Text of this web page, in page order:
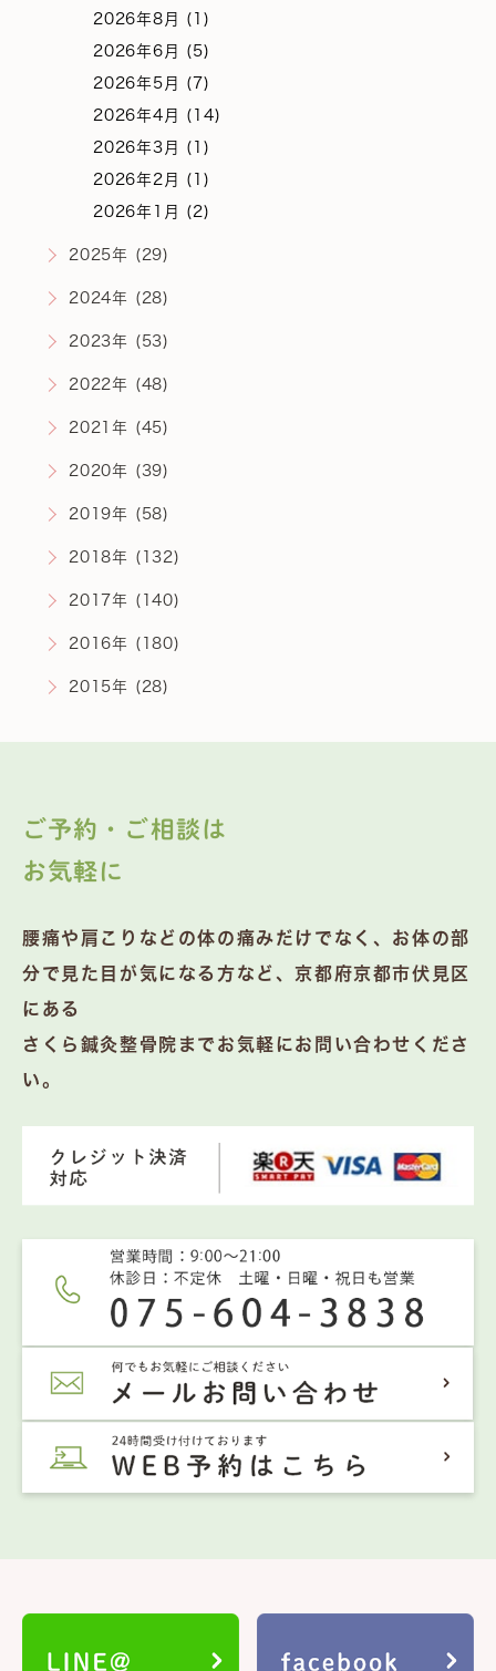
2026年8月 (1)
2026年6月 (5)
2026年5月 (7)
2026年4月 (14)
2026年3月 (1)
2026年2月 (1)
2026年1月 (2)
2025年 (29)
2024年 (28)
2023年 (53)
2022年 (48)
2021年 (45)
2020年 (39)
2019年 (58)
2018年 (132)
2017年 (140)
2016年 (180)
2015年 (28)
ご予約・ご相談は
お気軽に
腰痛や肩こりなどの体の痛みだけでなく、お体の部
分で見た目が気になる方など、京都府京都市伏見区
にある
さくら鍼灸整骨院までお気軽にお問い合わせくださ
い。